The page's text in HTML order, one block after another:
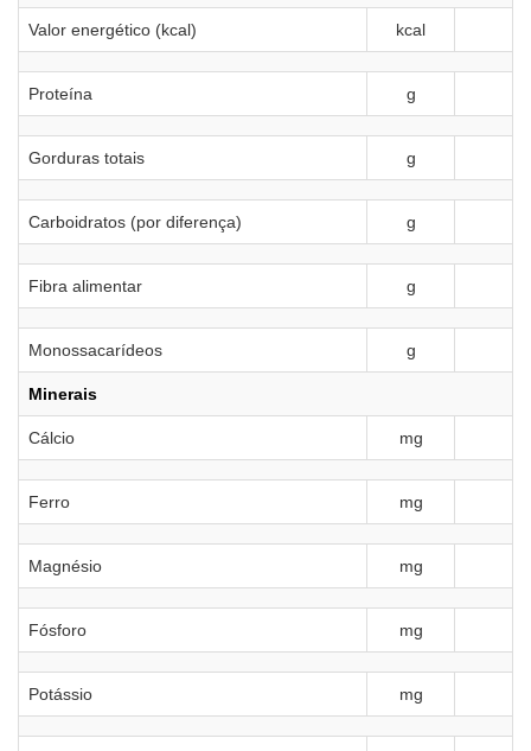
Valor energético (kcal) kcal
Proteína g
Gorduras totais g
Carboidratos (por diferença) g
Fibra alimentar g
Monossacarídeos g
Minerais
Cálcio mg
Ferro mg
Magnésio mg
Fósforo mg
Potássio mg